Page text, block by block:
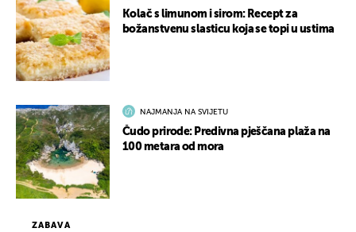
ZABAVA
Kolač s limunom i sirom: Recept za
božanstvenu slasticu koja se topi u ustima
NAJMANJA NA SVIJETU
Čudo prirode: Predivna pješčana plaža na
100 metara od mora